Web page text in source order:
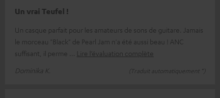
Un vrai Teufel !
Un casque parfait pour les amateurs de sons de guitare. Jamais
le morceau "Black" de Pearl Jam n'a été aussi beau ! ANC
suffisant, il perme
Lire l’évaluation complète
Dominika K.
(Traduit automatiquement *)